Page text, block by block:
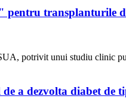
pentru transplanturile
potrivit unui studiu clinic
a dezvolta diabet de